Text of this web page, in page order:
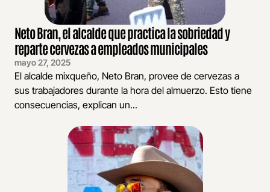
Neto Bran, el alcalde que practica la sobriedad y
reparte cervezas a empleados municipales
mayo 27, 2025
El alcalde mixqueño, Neto Bran, provee de cervezas a
sus trabajadores durante la hora del almuerzo. Esto tiene
consecuencias, explican un...